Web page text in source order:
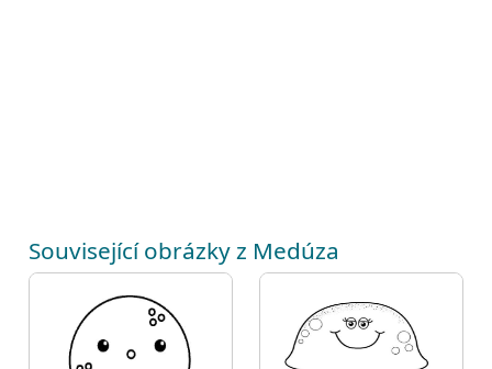
Související obrázky z Medúza